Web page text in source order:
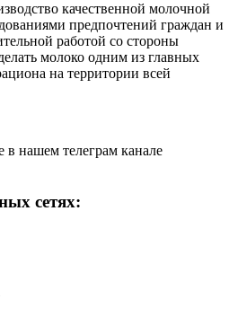
качественной молочной
предпочтений граждан и
работой со стороны
молоко одним из главных
на территории всей
в нашем телеграм канале
сетях: